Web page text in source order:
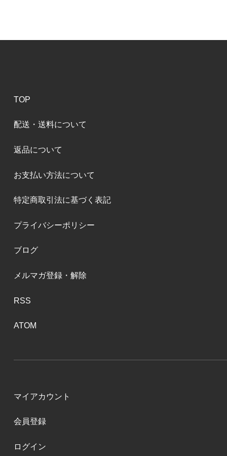
TOP
配送・送料について
返品について
お支払い方法について
特定商取引法に基づく表記
プライバシーポリシー
ブログ
メルマガ登録・解除
RSS
ATOM
マイアカウント
会員登録
ログイン